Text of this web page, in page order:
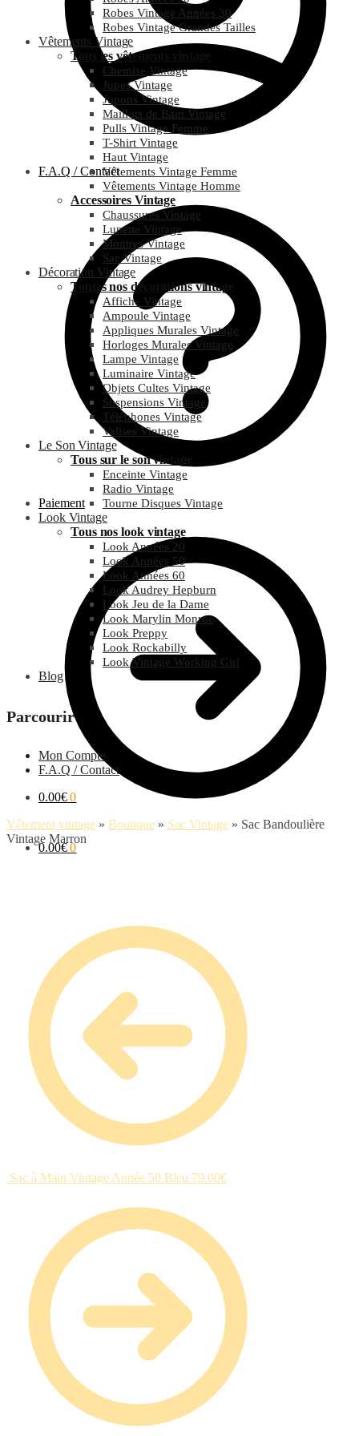
F.A.Q / Contact
Paiement
0.00€ 0
Robes Vintage Années 30
Robes Vintage Grandes Tailles
Vêtements Vintage
Tous les vêtements vintage
Chemise Vintage
Jupes Vintage
Jupons Vintage
Maillots de Bain Vintage
Pulls Vintage Femme
T-Shirt Vintage
Haut Vintage
Vêtements Vintage Femme
Vêtements Vintage Homme
Accessoires Vintage
Chaussures Vintage
Lunette Vintage
Montres Vintage
Sac Vintage
Décoration Vintage
Toutes nos décorations vintage
Affiche Vintage
Ampoule Vintage
Appliques Murales Vintage
Horloges Murales Vintage
Lampe Vintage
Luminaire Vintage
Objets Cultes Vintage
Suspensions Vintage
Téléphones Vintage
Valises Vintage
Le Son Vintage
Tous sur le son vintage
Enceinte Vintage
Radio Vintage
Tourne Disques Vintage
Look Vintage
Tous nos look vintage
Look Années 20
Look Années 50
Look Années 60
Look Audrey Hepburn
Look Jeu de la Dame
Look Marylin Monroe
Look Preppy
Look Rockabilly
Look Vintage Working Girl
Blog
Parcourir
Mon Compte
F.A.Q / Contact
0.00€ 0
Vêtement vintage » Boutique » Sac Vintage » Sac Bandoulière
Vintage Marron
Sac à Main Vintage Année 50 Bleu 79.00€